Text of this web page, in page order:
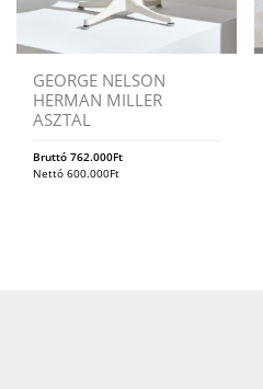
GEORGE NELSON
HERMAN MILLER
ASZTAL
Bruttó 762.000Ft
Nettó 600.000Ft